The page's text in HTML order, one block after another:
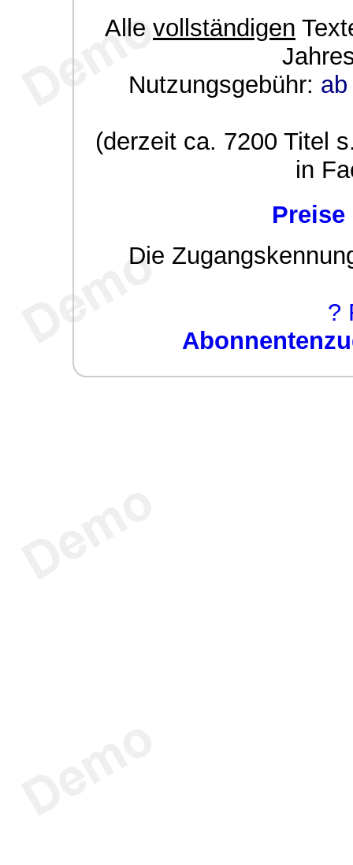
Alle vollständigen
Nutzungsgebühr:
(derzeit ca. 7200 Titel
in
Die
?